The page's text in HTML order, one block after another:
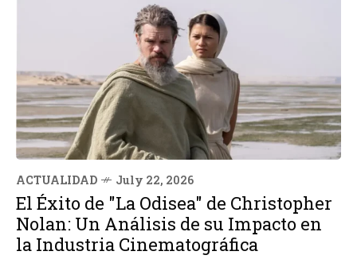
ACTUALIDAD July 22, 2026
El Éxito de "La Odisea" de Christopher
Nolan: Un Análisis de su Impacto en
la Industria Cinematográfica